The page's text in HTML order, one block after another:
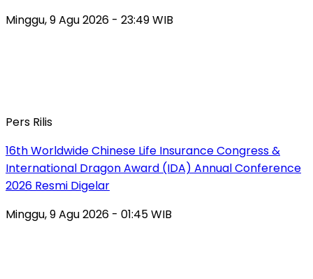
Minggu, 9 Agu 2026 - 23:49 WIB
Pers Rilis
16th Worldwide Chinese Life Insurance Congress &
International Dragon Award (IDA) Annual Conference
2026 Resmi Digelar
Minggu, 9 Agu 2026 - 01:45 WIB